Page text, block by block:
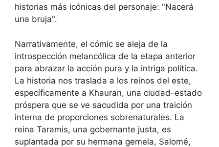
historias más icónicas del personaje: "Nacerá
una bruja".
Narrativamente, el cómic se aleja de la
introspección melancólica de la etapa anterior
para abrazar la acción pura y la intriga política.
La historia nos traslada a los reinos del este,
específicamente a Khauran, una ciudad-estado
próspera que se ve sacudida por una traición
interna de proporciones sobrenaturales. La
reina Taramis, una gobernante justa, es
suplantada por su hermana gemela, Salomé,